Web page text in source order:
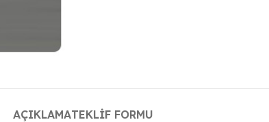
AÇIKLAMATEKLIF FORMU